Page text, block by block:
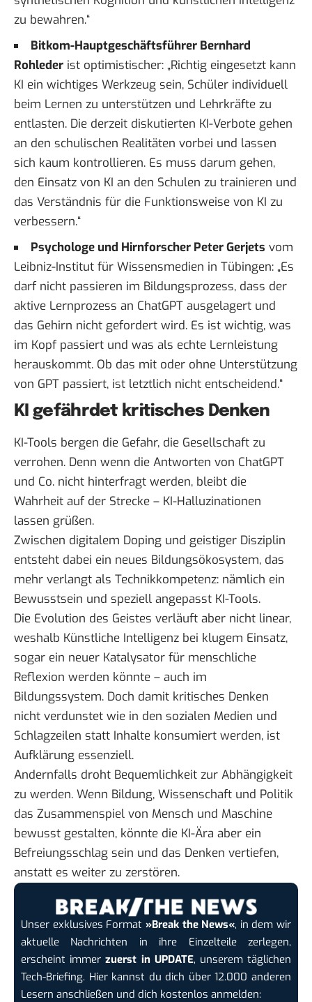
zu bewahren.“
Bitkom-Hauptgeschäftsführer Bernhard
Rohleder ist optimistischer: „Richtig eingesetzt kann
KI ein wichtiges Werkzeug sein, Schüler individuell
beim Lernen zu unterstützen und Lehrkräfte zu
entlasten. Die derzeit diskutierten KI-Verbote gehen
an den schulischen Realitäten vorbei und lassen
sich kaum kontrollieren. Es muss darum gehen,
den Einsatz von KI an den Schulen zu trainieren und
das Verständnis für die Funktionsweise von KI zu
verbessern.“
Psychologe und Hirnforscher Peter Gerjets vom
Leibniz-Institut für Wissensmedien in Tübingen: „Es
darf nicht passieren im Bildungsprozess, dass der
aktive Lernprozess an ChatGPT ausgelagert und
das Gehirn nicht gefordert wird. Es ist wichtig, was
im Kopf passiert und was als echte Lernleistung
herauskommt. Ob das mit oder ohne Unterstützung
von GPT passiert, ist letztlich nicht entscheidend.“
KI gefährdet kritisches Denken
KI-Tools bergen die Gefahr, die Gesellschaft zu
verrohen. Denn wenn die Antworten von ChatGPT
und Co. nicht hinterfragt werden, bleibt die
Wahrheit auf der Strecke – KI-Halluzinationen
lassen grüßen.
Zwischen digitalem Doping und geistiger Disziplin
entsteht dabei ein neues Bildungsökosystem, das
mehr verlangt als Technikkompetenz: nämlich ein
Bewusstsein und speziell angepasst KI-Tools.
Die Evolution des Geistes verläuft aber nicht linear,
weshalb Künstliche Intelligenz bei klugem Einsatz,
sogar ein neuer Katalysator für menschliche
Reflexion werden könnte – auch im
Bildungssystem. Doch damit kritisches Denken
nicht verdunstet wie in den sozialen Medien und
Schlagzeilen statt Inhalte konsumiert werden, ist
Aufklärung essenziell.
Andernfalls droht Bequemlichkeit zur Abhängigkeit
zu werden. Wenn Bildung, Wissenschaft und Politik
das Zusammenspiel von Mensch und Maschine
bewusst gestalten, könnte die KI-Ära aber ein
Befreiungsschlag sein und das Denken vertiefen,
anstatt es weiter zu zerstören.
Unser exklusives Format »Break the News«, in dem wir
aktuelle Nachrichten in ihre Einzelteile zerlegen,
erscheint immerzuerst in UPDATE, unserem täglichen
Tech-Briefing. Hier kannst du dich über 12.000 anderen
Lesern anschließen und dich kostenlos anmelden: